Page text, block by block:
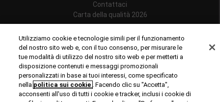
Contattaci
Carta della qualità 2026
Riconoscimenti
Utilizziamo cookie e tecnologie simili per il funzionamento
del nostro sito web e, con il tuo consenso, per misurare le
tue modalità di utilizzo del nostro sito web e per metterti a
disposizione contenuti e messaggi promozionali
personalizzati in base ai tuoi interessi, come specificato
nella politica sui cookie . Facendo clic su "Accetta",
acconsenti all'uso di tutti i cookie e tracker, inclusi i cookie di